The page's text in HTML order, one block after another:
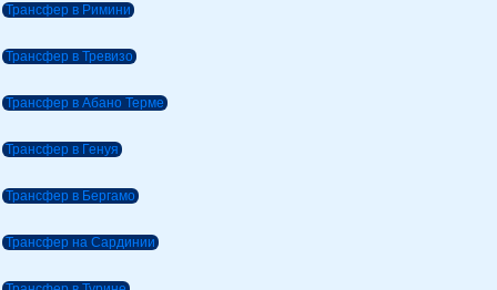
Трансфер в Римини
Трансфер в Тревизо
Трансфер в Абано Терме
Трансфер в Генуя
Трансфер в Бергамо
Трансфер на Сардинии